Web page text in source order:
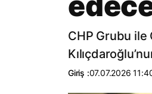
CHP Grubu ile
Giriş :07.07.2026